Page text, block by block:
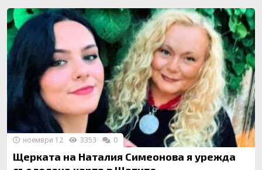
Щерката на Наталия Симеонова я урежда
ноември 12 3353 0